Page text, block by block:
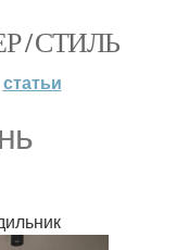
/ СТИЛЬ
статьи